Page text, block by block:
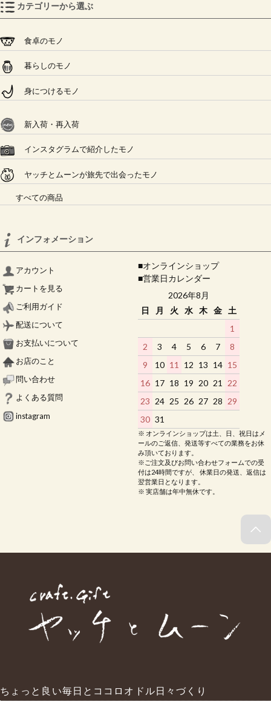
カテゴリーから選ぶ
食卓のモノ
暮らしのモノ
身につけるモノ
新入荷・再入荷
インスタグラムで紹介したモノ
ヤッチとムーンが旅先で出会ったモノ
すべての商品
インフォメーション
アカウント
カートを見る
ご利用ガイド
配送について
お支払いについて
お店のこと
問い合わせ
よくある質問
instagram
■オンラインショップ
■営業日カレンダー
2026年8月
日
月 火 水 木 金
土
1
2
3 4 5 6 7
8
9
10 11 12 13 14 15
16 17 18 19 20 21
22
23 24 25 26 27 28 29
30 31
※ オンラインショップは土、日、祝日はメ
ールのご返信、発送等すべての業務をお休
み頂いております。
※ご注文及びお問い合わせフォームでの受
付は24時間ですが、 休業日の発送、返信は
翌営業日となります。
※ 実店舗は年中無休です。
ちょっと良い毎日とココロオドル日々づくり